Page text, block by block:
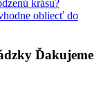
krásu?
obliecť do
Ďakujeme